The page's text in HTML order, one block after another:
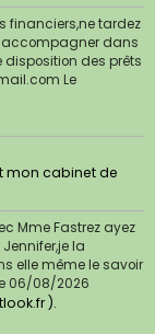
financiers,ne tardez
accompagner dans
disposition des prêts
Le
mon cabinet de
Mme Fastrez ayez
la
elle même le savoir
06/08/2026
).